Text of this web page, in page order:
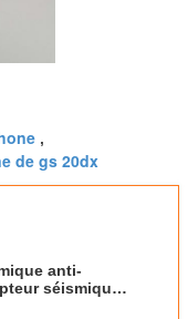
,
de gs 20dx
anti-
séismique